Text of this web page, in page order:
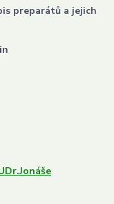
preparátů a jejich